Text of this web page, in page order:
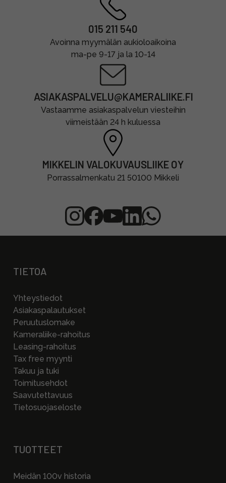
015 211 540
Avoinna myymälän aukioloaikoina
ma-pe 9-17 ja la 10-14
ASIAKASPALVELU@KAMERALIIKE.FI
Vastaamme asiakaspalvelun viesteihin
viimeistään 24 h kuluessa
MIKKELIN VALOKUVAUSLIIKE OY
Porrassalmenkatu 21 50100 Mikkeli
TIETOA
Yhteystiedot
Asiakaspalautukset
Peruutuslomake
Kameraliike-rahoitus
Leasing-rahoitus
Tax free myynti
Takuu ja tuki
Toimitusehdot
Saavutettavuus
Tietosuojaseloste
TUOTTEET
Meidän 100v historia